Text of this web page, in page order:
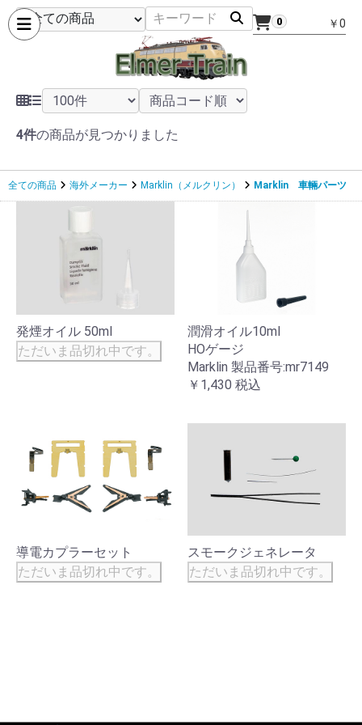
0 ￥0
4件の商品が見つかりました
全ての商品 海外メーカー Marklin（メルクリン） Marklin 車輛パーツ
発煙オイル 50ml
ただいま品切れ中です。
潤滑オイル10ml
HOゲージ
Marklin 製品番号:mr7149
￥1,430 税込
導電カプラーセット
ただいま品切れ中です。
スモークジェネレータ
ただいま品切れ中です。